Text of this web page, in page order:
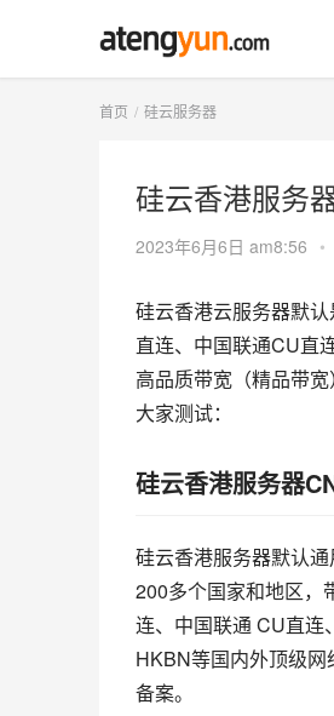
首页 硅云服务器
硅云香港服务
2023年6月6日 am8:56 •
硅云香港云服务器默
直连、中国联通CU直
高品质带宽（精品带
大家测试：
硅云香港服务器
硅云香港服务器默认
200多个国家和地区，
连、中国联通 CU直连
HKBN等国内外顶级
备案。